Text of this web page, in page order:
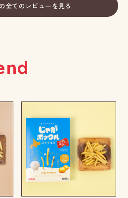
全てのレビューを見る